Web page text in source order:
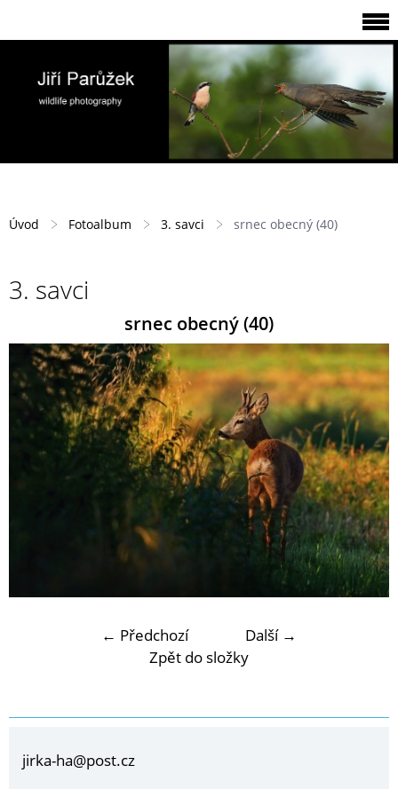
Úvod Fotoalbum 3. savci srnec obecný (40)
3. savci
srnec obecný (40)
← Předchozí
Další →
Zpět do složky
jirka-ha@post.cz